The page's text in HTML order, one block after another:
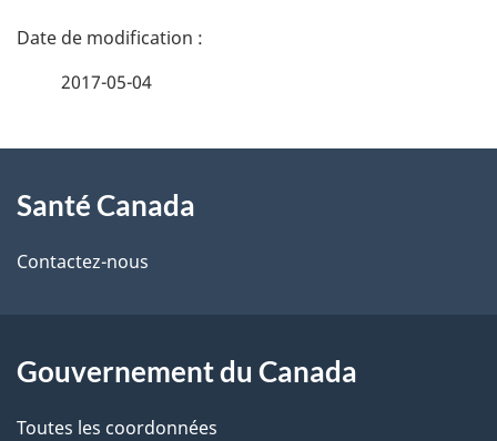
D
i
l
d
e
2017-05-04
propos
de
site
Santé Canada
Contactez-nous
Gouvernement du Canada
Toutes les coordonnées